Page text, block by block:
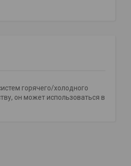
горячего/холодного
он может использоваться в